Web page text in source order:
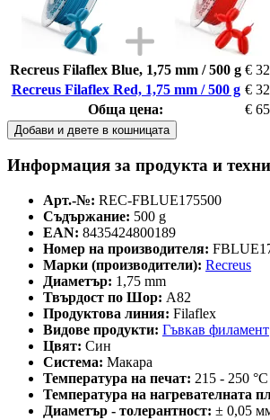
Recreus Filaflex Blue, 1,75 mm / 500 g €
Recreus Filaflex Red, 1,75 mm / 500 g €
Обща цена:
€
Добави и двете в кошницата
Информация за продукта и
Арт.-№: REC-FBLUE175500
Съдържание: 500 g
EAN: 8435424800189
Номер на производителя:
Марки (производители): Recreus
Диаметър: 1,75 mm
Твърдост по Шор: A82
Продуктова линия: Filaflex
Видове продукти: Гъвкав филамент
Цвят: Син
Система: Макара
Температура на печат: 215 - 250 °C
Температура на нагревателната
Диаметър - толерантност: ± 0,05